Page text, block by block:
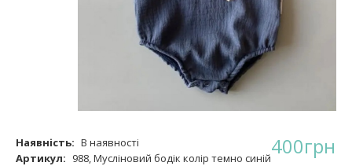
Наявність: В наявності
Артикул: 988, Мусліновий бодік колір темно синій400грн